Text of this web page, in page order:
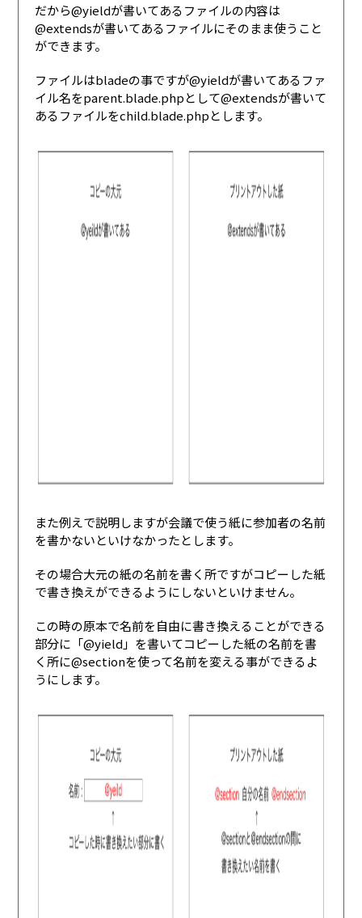
だから@yieldが書いてあるファイルの内容は
@extendsが書いてあるファイルにそのまま使うこと
ができます。
ファイルはbladeの事ですが@yieldが書いてあるファ
イル名をparent.blade.phpとして@extendsが書いて
あるファイルをchild.blade.phpとします。
また例えで説明しますが会議で使う紙に参加者の名前
を書かないといけなかったとします。
その場合大元の紙の名前を書く所ですがコピーした紙
で書き換えができるようにしないといけません。
この時の原本で名前を自由に書き換えることができる
部分に「@yield」を書いてコピーした紙の名前を書
く所に@sectionを使って名前を変える事ができるよ
うにします。